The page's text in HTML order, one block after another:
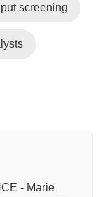
screening
- Marie